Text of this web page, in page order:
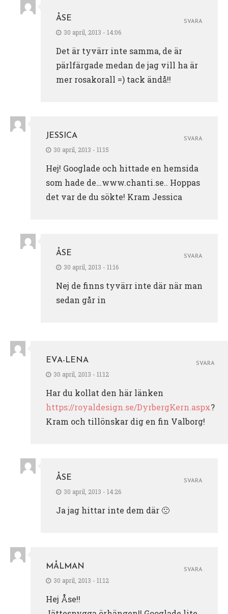
ÅSE
30 april, 2013 - 14:06
Det är tyvärr inte samma, de är
pärlfärgade medan de jag vill ha är
mer rosakorall =) tack ändå!!
SVARA
JESSICA
30 april, 2013 - 11:15
Hej! Googlade och hittade en hemsida
som hade de…www.chanti.se.. Hoppas
det var de du sökte! Kram Jessica
SVARA
ÅSE
30 april, 2013 - 11:16
Nej de finns tyvärr inte där när man
sedan går in
SVARA
EVA-LENA
30 april, 2013 - 11:12
Har du kollat den här länken
https://royaldesign.se/DyrbergKern.aspx?
Kram och tillönskar dig en fin Valborg!
SVARA
ÅSE
30 april, 2013 - 14:26
Ja jag hittar inte dem där 🙁
SVARA
MÅLMAN
30 april, 2013 - 11:12
Hej Åse!!
SVARA